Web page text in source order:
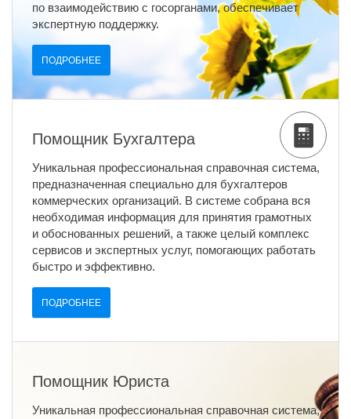
по взаимодействию с госорганами, обеспечивает
экспертную поддержку.
ПОДРОБНЕЕ
Помощник Бухгалтера
Уникальная профессиональная справочная система,
предназначенная специально для бухгалтеров
коммерческих организаций. В системе собрана вся
необходимая информация для принятия грамотных
и обоснованных решений, а также целый комплекс
сервисов и экспертных услуг, помогающих работать
быстро и эффективно.
ПОДРОБНЕЕ
Помощник Юриста
Уникальная профессиональная справочная система,